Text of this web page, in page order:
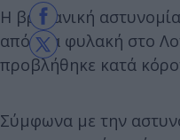
H βρετανική
από μια φυλακή στο
προβλήθηκε κατά
Σύμφωνα με την